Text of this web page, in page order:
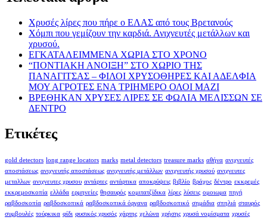
Χρυσές λίρες που πήρε ο ΕΛΑΣ από τους Βρετανούς
Χόμπι που γεμίζουν την καρδιά. Ανιχνευτές μετάλλων και
χρυσού.
ΕΓΚΑΤΑΛΕΙΜΜΕΝΑ ΧΩΡΙΑ ΣΤΟ ΧΡΟΝΟ
“ΠΟΝΤΙΑΚΗ ΑΝΟΙΞΗ” ΣΤΟ ΧΩΡΙΟ ΤΗΣ
ΠΑΝΑΓΙΤΣΑΣ – ΦΙΛΟΙ ΧΡΥΣΟΘΗΡΕΣ ΚΑΙ ΑΔΕΛΦΙΑ
ΜΟΥ ΑΓΡΟΤΕΣ ΕΝΑ ΤΡΙΗΜΕΡΟ ΟΛΟΙ ΜΑΖΙ
ΒΡΕΘΗΚΑΝ ΧΡΥΣΕΣ ΛΙΡΕΣ ΣΕ ΦΩΛΙΑ ΜΕΛΙΣΣΩΝ ΣΕ
ΔΕΝΤΡΟ
Ετικέτες
gold detectors long range locators marks metal detectors treasure marks αθήνα ανιχνευτές
αποστάσεως ανιχνευτής αποστάσεως ανιχνευτής μετάλλων ανιχνευτής χρυσού ανιχνευτες
μεταλλων ανιχνευτες χρυσου αντάρτες αντάρτικα αποκρύψεις βιβλίο βράχος δέντρο εκκρεμές
εκκρεμοσκοπία ελλάδα ερμηνείες θησαυρός κομιτατζίδικα λίρες λύσεις ομοιωμα πηγή
ραβδοσκοπία ραβδοσκοπικά ραβδοσκοπικά όργανα ραβδοσκοπικό σημάδια σπηλιά σταυρός
συμβουλές τούρκικα φίδι φυσικός χρυσός χάρτης χελώνα χρήσης χρυσά νομίσματα χρυσές